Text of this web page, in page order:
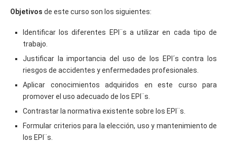
Objetivos de este curso son los siguientes:
Identificar los diferentes EPI¨s a utilizar en cada tipo de
trabajo.
Justificar la importancia del uso de los EPI´s contra los
riesgos de accidentes y enfermedades profesionales.
Aplicar conocimientos adquiridos en este curso para
promover el uso adecuado de los EPI¨s.
Contrastar la normativa existente sobre los EPI¨s.
Formular criterios para la elección, uso y mantenimiento de
los EPI¨s.